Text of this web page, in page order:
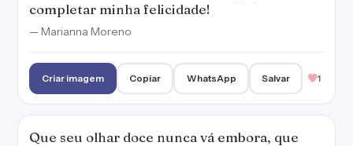
completar minha felicidade!
— Marianna Moreno
Criar imagem Copiar WhatsApp Salvar 1
Que seu olhar doce nunca vá embora, que